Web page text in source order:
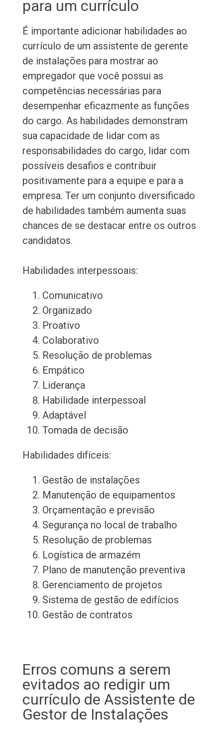
para um currículo
É importante adicionar habilidades ao
currículo de um assistente de gerente
de instalações para mostrar ao
empregador que você possui as
competências necessárias para
desempenhar eficazmente as funções
do cargo. As habilidades demonstram
sua capacidade de lidar com as
responsabilidades do cargo, lidar com
possíveis desafios e contribuir
positivamente para a equipe e para a
empresa. Ter um conjunto diversificado
de habilidades também aumenta suas
chances de se destacar entre os outros
candidatos.
Habilidades interpessoais:
Comunicativo
Organizado
Proativo
Colaborativo
Resolução de problemas
Empático
Liderança
Habilidade interpessoal
Adaptável
Tomada de decisão
Habilidades difíceis:
Gestão de instalações
Manutenção de equipamentos
Orçamentação e previsão
Segurança no local de trabalho
Resolução de problemas
Logística de armazém
Plano de manutenção preventiva
Gerenciamento de projetos
Sistema de gestão de edifícios
Gestão de contratos
Erros comuns a serem
evitados ao redigir um
currículo de Assistente de
Gestor de Instalações